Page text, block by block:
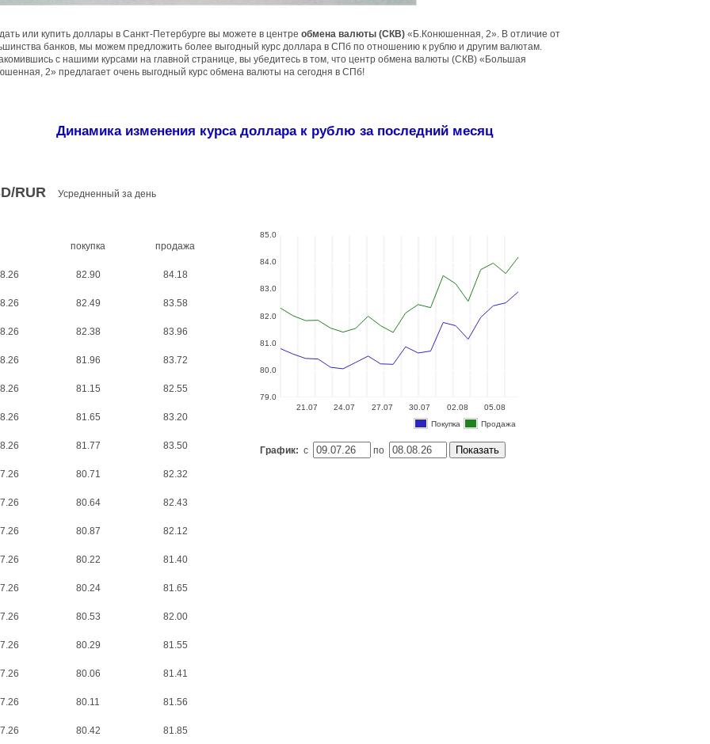
или купить доллары в Санкт-Петербурге вы можете в центре обмена валюты (СКВ) «Б.Конюшенная, 2». В отличие от
банков, мы можем предложить более выгодный курс доллара в СПб по отношению к рублю и другим валютам.
с нашими курсами на главной странице, вы убедитесь в том, что центр обмена валюты (СКВ) «Большая
2» предлагает очень выгодный курс обмена валюты на сегодня в СПб!
Динамика изменения курса доллара к рублю за последний месяц
RUR Усредненный за день
покупка продажа
82.90 84.18
82.49 83.58
82.38 83.96
81.96 83.72
81.15 82.55
81.65 83.20
81.77 83.50
80.71 82.32
80.64 82.43
80.87 82.12
80.22 81.40
80.24 81.65
80.53 82.00
80.29 81.55
80.06 81.41
80.11 81.56
80.42 81.85
21.07 24.07 27.07 30.07 02.08 05.08
79.0
80.0
81.0
82.0
83.0
84.0
85.0
Покупка Продажа
График: с по Показать